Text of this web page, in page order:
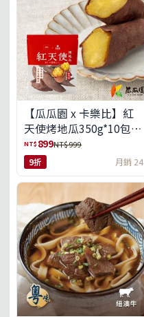
【瓜瓜園 x 卡樂比】紅
天使烤地瓜350g*10包
(免運組)
NT$ 899NT$ 999
9折 月銷 24